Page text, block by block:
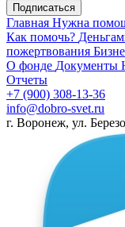
Подписаться
Главная Нужна
Как помочь?
пожертвования
О фонде Документы
Отчеты
+7 (900) 308-13-36
info@dobro-svet.ru
г. Воронеж, ул.